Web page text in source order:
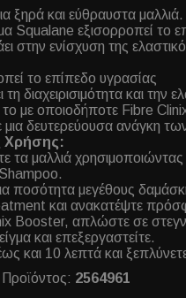
ξηρά και εύθραυστα
Squalane εξισορροπεί το
στην ενίσχυση της
το επίπεδο υγρασίας
τη διαχειρισιμότητα και την
το με οποιοδήποτε Fibre
μια δευτερεύουσα ανάγκη
Χρήσης:
τα μαλλιά
ποσότητα μεγέθους
και ανακατέψτε
Booster, απλώστε σε
και επεξεργαστείτε.
και 10 λεπτά και
2564961